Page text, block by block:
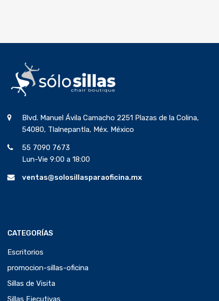
Blvd. Manuel Ávila Camacho 2251 Plazas de la Colina,
54080, Tlalnepantla, Méx. México
55 7090 7673
Lun-Vie 9:00 a 18:00
ventas@solosillasparaoficina.mx
CATEGORÍAS
Escritorios
promocion-sillas-oficina
Sillas de Visita
Sillas Ejecutivas